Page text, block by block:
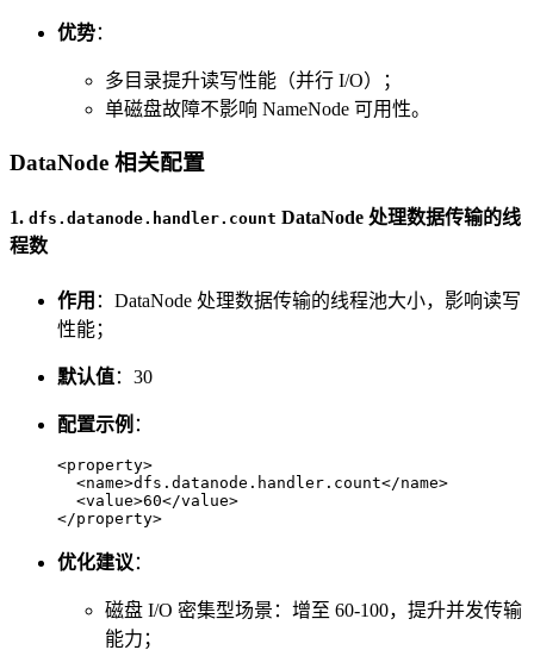
优势：
多目录提升读写性能（并行 I/O）；
单磁盘故障不影响 NameNode 可用性。
DataNode 相关配置
1. dfs.datanode.handler.count DataNode 处理数据传输的线
程数
作用 ：DataNode 处理数据传输的线程池大小，影响读写
性能；
默认值：30
配置示例 ：
<property>
<name>dfs.datanode.handler.count</name>
<value>60</value>
</property>
优化建议 ：
磁盘 I/O 密集型场景：增至 60-100，提升并发传输
能力；